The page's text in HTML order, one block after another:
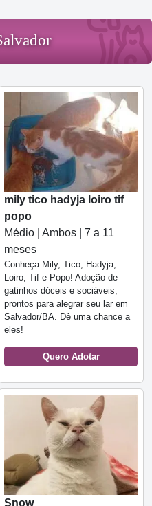
mily tico hadyja loiro tif
popo
Médio | Ambos | 7 a 11
meses
Conheça Mily, Tico, Hadyja,
Loiro, Tif e Popo! Adoção de
gatinhos dóceis e sociáveis,
prontos para alegrar seu lar em
Salvador/BA. Dê uma chance a
eles!
Quero Adotar
Snow